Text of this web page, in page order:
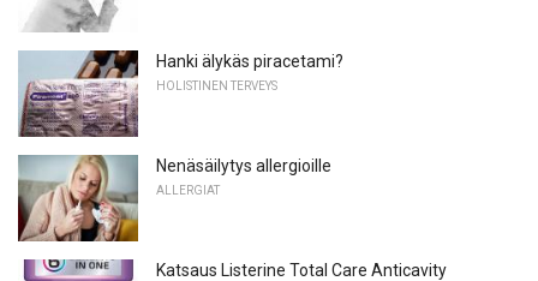
Hanki älykäs piracetami?
HOLISTINEN TERVEYS
Nenäsäilytys allergioille
ALLERGIAT
Katsaus Listerine Total Care Anticavity